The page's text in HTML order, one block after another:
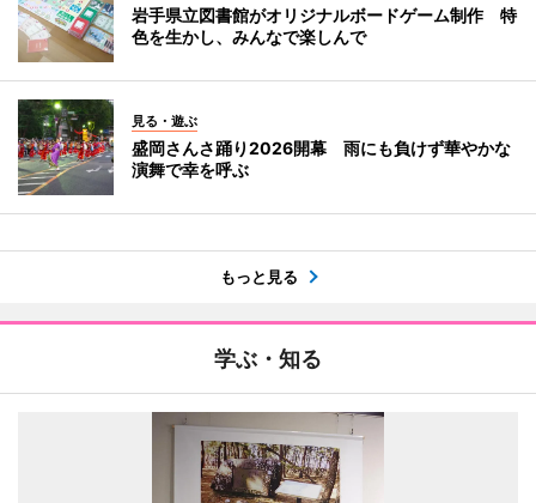
岩手県立図書館がオリジナルボードゲーム制作 特
色を生かし、みんなで楽しんで
見る・遊ぶ
盛岡さんさ踊り2026開幕 雨にも負けず華やかな
演舞で幸を呼ぶ
もっと見る
学ぶ・知る